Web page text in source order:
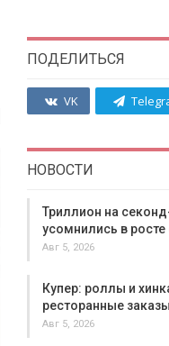
ПОДЕЛИТЬСЯ
VK
НОВОСТИ
Триллион на
усомнились в росте
Авг 5, 2026
Купер: роллы и
ресторанные
Авг 5, 2026